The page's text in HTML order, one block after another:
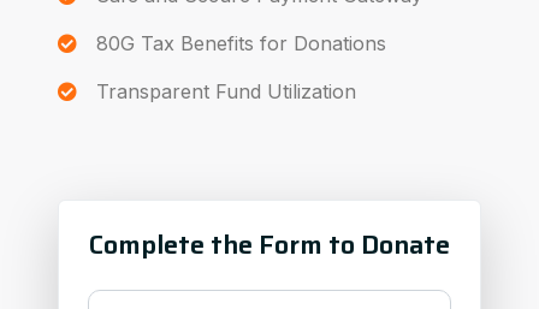
80G Tax Benefits for Donations
Transparent Fund Utilization
Complete the Form to Donate